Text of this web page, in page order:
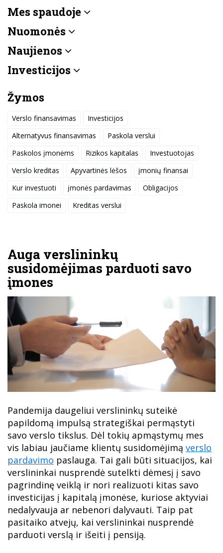
Auga verslininkų
susidomėjimas parduoti savo
įmones
Pandemija daugeliui verslininkų suteikė
papildomą impulsą strategiškai permąstyti
savo verslo tikslus. Dėl tokių apmąstymų mes
vis labiau jaučiame klientų susidomėjimą verslo
pardavimo paslauga. Tai gali būti situacijos, kai
verslininkai nusprendė sutelkti dėmesį į savo
pagrindinę veiklą ir nori realizuoti kitas savo
investicijas į kapitalą įmonėse, kuriose aktyviai
nedalyvauja ar nebenori dalyvauti. Taip pat
pasitaiko atvejų, kai verslininkai nusprendė
parduoti verslą ir išeiti į pensiją.
Mes spaudoje
Nuomonės
Naujienos
Investicijos
Žymos
Verslo finansavimas
Investicijos
Alternatyvus finansavimas
Paskola verslui
Paskolos įmonėms
Rizikos kapitalas
Investuotojas
Verslo kreditas
Apyvartinės lėšos
įmonių finansai
Kur investuoti
įmonės pardavimas
Obligacijos
Paskola imonei
Kreditas verslui